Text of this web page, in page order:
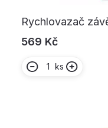
Rychlovazač
569 Kč
ks